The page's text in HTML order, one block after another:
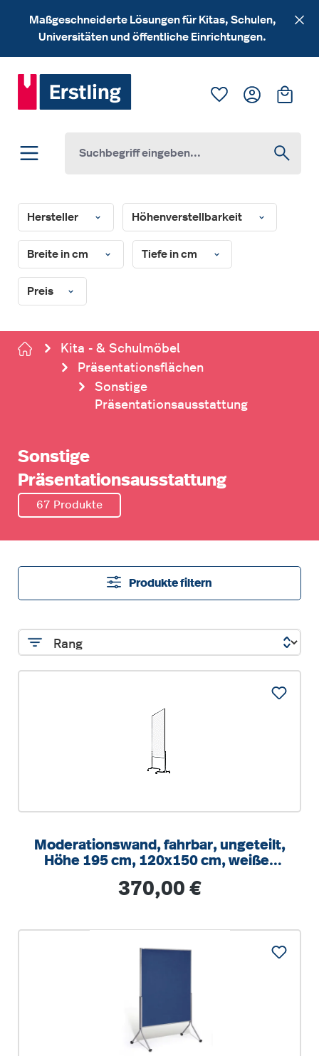
Zum Hauptinhalt springen
Maßgeschneiderte Lösungen für Kitas, Schulen,
Universitäten und öffentliche Einrichtungen.
Du hast 0
Hersteller Höhenverstellbarkeit
Breite in cm Tiefe in cm
Preis
Kita - & Schulmöbel
Präsentationsflächen
Sonstige
Präsentationsausstattung
Sonstige
Präsentationsausstattung
67 Produkte
Produkte filtern
Moderationswand, fahrbar, ungeteilt,
Höhe 195 cm, 120x150 cm, weißer
Regulärer Preis:
370,00 €